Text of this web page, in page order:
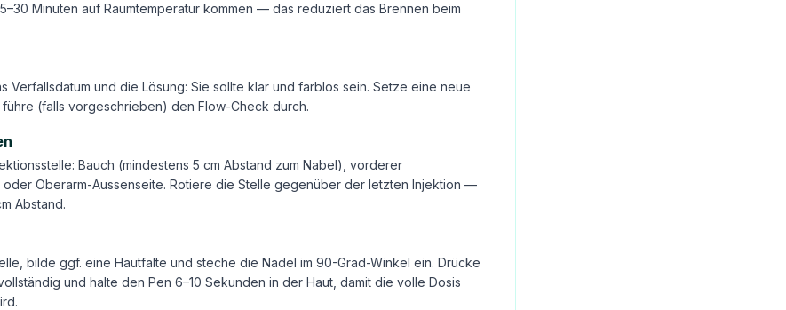
Minuten auf Raumtemperatur kommen — das reduziert das Brennen beim
Verfallsdatum und die Lösung: Sie sollte klar und farblos sein. Setze eine neue
(falls vorgeschrieben) den Flow-Check durch.
Bauch (mindestens 5 cm Abstand zum Nabel), vorderer
Oberarm-Aussenseite. Rotiere die Stelle gegenüber der letzten Injektion —
Abstand.
bilde ggf. eine Hautfalte und steche die Nadel im 90-Grad-Winkel ein. Drücke
und halte den Pen 6–10 Sekunden in der Haut, damit die volle Dosis